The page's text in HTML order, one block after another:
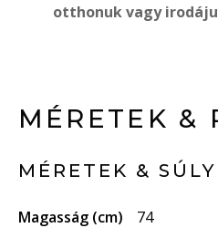
otthonuk vagy
MÉRETEK &
MÉRETEK & SÚLY
Magasság (cm)
74